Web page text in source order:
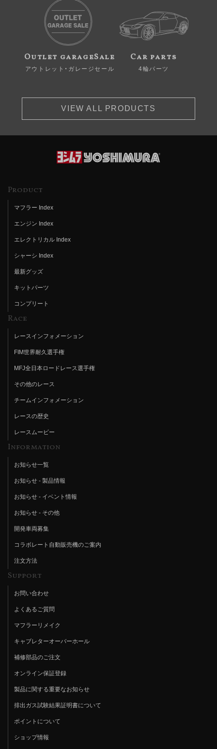
Outlet garageSale
アウトレット・ガレージセール
Car parts
4輪パーツ
VIEW ALL PRODUCTS
Product
マフラー Index
エンジン Index
エレクトリカル Index
シャーシ Index
最新グッズ
キットパーツ
コンプリート
Race
レースインフォメーション
FIM世界耐久選手権
MFJ全日本ロードレース選手権
その他のレース
チームインフォメーション
レースの歴史
レースムービー
Information
お知らせ一覧
お知らせ - 製品情報
お知らせ - イベント情報
お知らせ - その他
開発車両募集
コラボレート自動販売機のご案内
注文方法
Support
お問い合わせ
よくあるご質問
マフラーリメイク
キャブレターオーバーホール
補修部品のご注文
オンライン保証登録
製品に関する重要なお知らせ
排出ガス試験結果証明書について
ポイントについて
ショップ情報